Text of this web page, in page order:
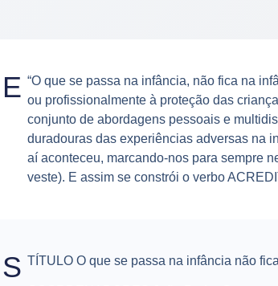
“O que se passa na infância, não fica na
ou profissionalmente à proteção das
conjunto de abordagens pessoais e
duradouras das experiências adversas na
aí aconteceu, marcando-nos para sempre
veste). E assim se constrói o verbo
TÍTULO O que se passa na infância não